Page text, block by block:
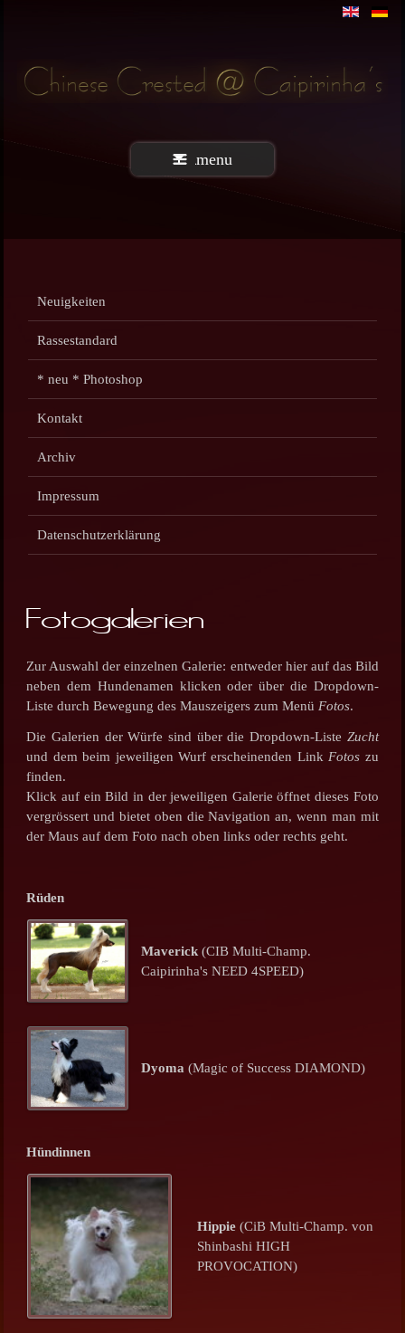
menu
Neuigkeiten
Rassestandard
* neu * Photoshop
Kontakt
Archiv
Impressum
Datenschutzerklärung
Fotogalerien
Zur Auswahl der einzelnen Galerie: entweder hier auf das Bild
neben dem Hundenamen klicken oder über die Dropdown-
Liste durch Bewegung des Mauszeigers zum Menü Fotos.
Die Galerien der Würfe sind über die Dropdown-Liste Zucht
und dem beim jeweiligen Wurf erscheinenden Link Fotos zu
finden.
Klick auf ein Bild in der jeweiligen Galerie öffnet dieses Foto
vergrössert und bietet oben die Navigation an, wenn man mit
der Maus auf dem Foto nach oben links oder rechts geht.
Rüden
Maverick (CIB Multi-Champ.
Caipirinha's NEED 4SPEED)
Dyoma (Magic of Success DIAMOND)
Hündinnen
Hippie (CiB Multi-Champ. von
Shinbashi HIGH
PROVOCATION)